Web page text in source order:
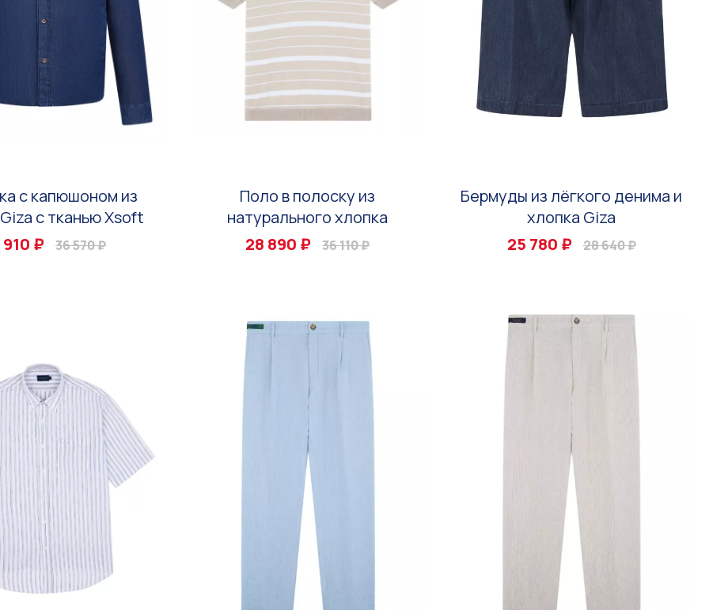
с капюшоном из
с тканью Xsoft
910 ₽
36 570 ₽
Поло в полоску из
натурального хлопка
28 890 ₽
36 110 ₽
Бермуды из лёгкого денима и
хлопка Giza
25 780 ₽
28 640 ₽